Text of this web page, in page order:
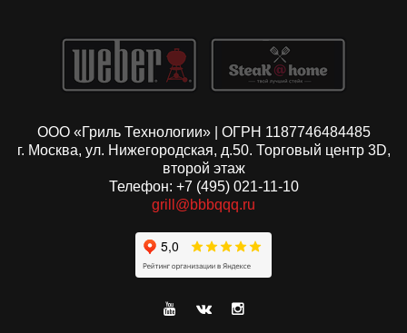
ООО «Гриль Технологии» | ОГРН 1187746484485
г. Москва, ул. Нижегородская, д.50. Торговый центр 3D,
второй этаж
Телефон: +7 (495) 021-11-10
grill@bbbqqq.ru